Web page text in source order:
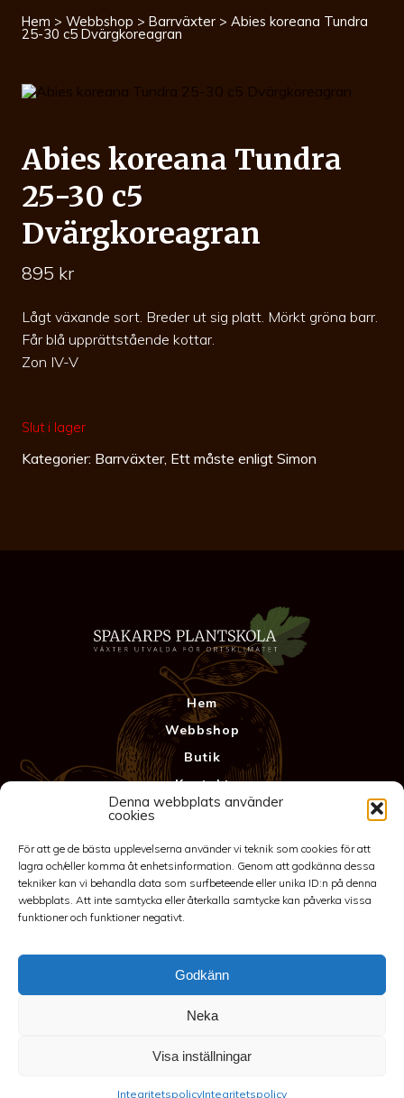
Denna webbplats använder
cookies
För att ge de bästa upplevelserna använder vi teknik som cookies för att
lagra och/eller komma åt enhetsinformation. Genom att godkänna dessa
tekniker kan vi behandla data som surfbeteende eller unika ID:n på denna
webbplats. Att inte samtycka eller återkalla samtycke kan påverka vissa
funktioner och funktioner negativt.
Godkänn
Neka
Visa inställningar
IntegritetspolicyIntegritetspolicy
Hem > Webbshop > Barrväxter > Abies koreana Tundra
25-30 c5 Dvärgkoreagran
Abies koreana Tundra
25-30 c5
Dvärgkoreagran
895 kr
Lågt växande sort. Breder ut sig platt. Mörkt gröna barr.
Får blå upprättstående kottar.
Zon IV-V
Slut i lager
Kategorier: Barrväxter, Ett måste enligt Simon
Hem
Webbshop
Butik
Kontakt
Anläggning
Integritetspolicy
©2026 Spakarps plantskola
- spakarp@outlook.com Spakarp 1, 575 95